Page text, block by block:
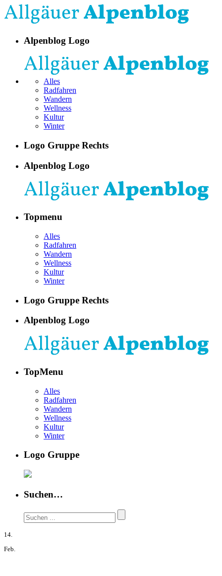
Alpenblog Logo
Alles
Radfahren
Wandern
Wellness
Kultur
Winter
Logo Gruppe Rechts
Alpenblog Logo
Topmenu
Alles
Radfahren
Wandern
Wellness
Kultur
Winter
Logo Gruppe Rechts
Alpenblog Logo
TopMenu
Alles
Radfahren
Wandern
Wellness
Kultur
Winter
Logo Gruppe
Suchen…
14.
Feb.